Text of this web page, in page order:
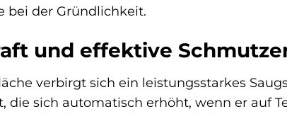
bei der Gründlichkeit.
und effektive
verbirgt sich ein leistungsstarkes
die sich automatisch erhöht, wenn er auf